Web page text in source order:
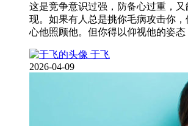
这是竞争意识过强，防备心过重，
现。如果有人总是挑你毛病攻击你
心他照顾他。但你得以仰视他的姿
于飞
2026-04-09